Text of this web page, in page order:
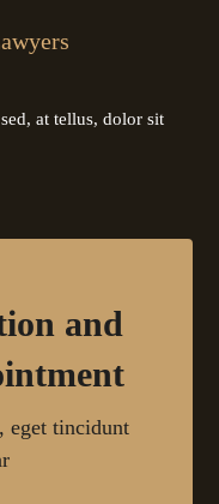
at tellus, dolor sit
and
eget tincidunt